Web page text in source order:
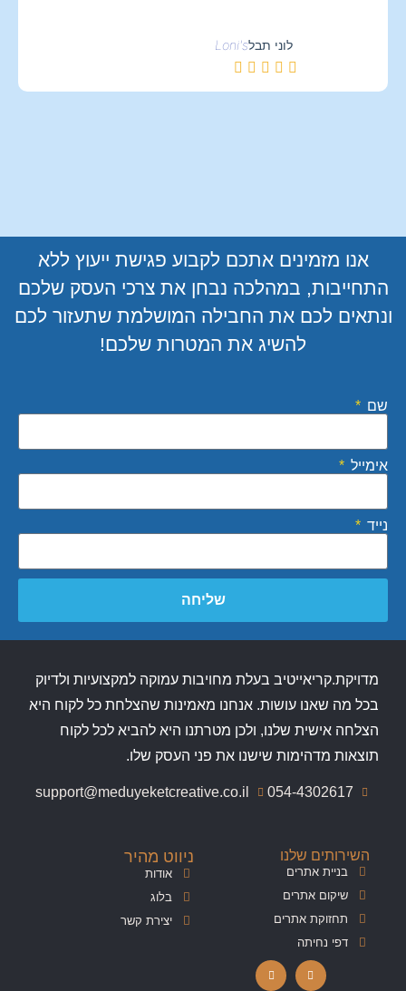
לוני תבלLoni's
אנו מזמינים אתכם לקבוע פגישת ייעוץ ללא
התחייבות, במהלכה נבחן את צרכי העסק שלכם
ונתאים לכם את החבילה המושלמת שתעזור לכם
להשיג את המטרות שלכם!
שם
אימייל
נייד
שליחה
מדויקת.קריאייטיב בעלת מחויבות עמוקה למקצועיות ולדיוק
בכל מה שאנו עושות. אנחנו מאמינות שהצלחת כל לקוח היא
הצלחה אישית שלנו, ולכן מטרתנו היא להביא לכל לקוח
תוצאות מדהימות שישנו את פני העסק שלו.
054-4302617
support@meduyeketcreative.co.il
השירותים שלנו
בניית אתרים
שיקום אתרים
תחזוקת אתרים
דפי נחיתה
ניווט מהיר
אודות
בלוג
יצירת קשר